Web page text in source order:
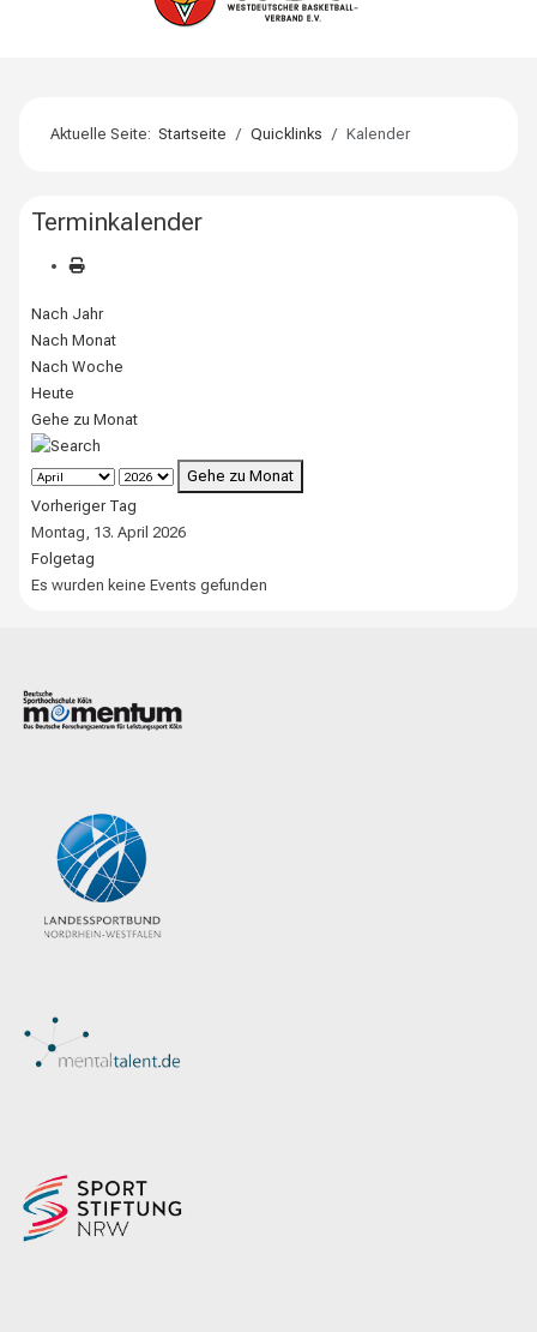
Aktuelle Seite:Startseite Quicklinks Kalender
Terminkalender
Nach Jahr
Nach Monat
Nach Woche
Heute
Gehe zu Monat
Gehe zu Monat
Vorheriger Tag
Montag, 13. April 2026
Folgetag
Es wurden keine Events gefunden